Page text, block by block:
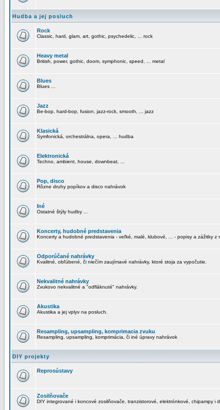
Hudba a jej posluch
Rock
Classic, hard, glam, art, gothic, psychedelic, ... rock
Heavy metal
British, power, gothic, doom, symphonic, speed, ... metal
Blues
Blues ...
Jazz
Be-bop, hard-bop, fusion, jazz-rock, smooth, ... jazz
Klasická
Symfonická, orchestrálna, opera, ... hudba
Elektronická
Techno, ambient, house, downbeat, ...
Pop, disco
Rôzne druhy popíkov a disco nahrávok
Iné
Ostatné štýly hudby ...
Koncerty, hudobné predstavenia
Koncerty a hudobné predstavenia - veľké, malé, klubové, ... - popisy a zážitky z
Odporúčané nahrávky
Kvalitné, obľúbené, či niečím zaujímavé nahrávky, ktoré stoja za vypočutie.
Nekvalitné nahrávky
Zvukovo nekvalitné a "odfláknuté" nahrávky.
Akustika
Akustika a jej vplyv na posluch.
Resampling, upsampling, komprimacia zvuku
Resampling, upsampling, komprimácia, či iné úpravy nahrávok
DIY projekty
Reprosústavy
Zosilňovače
DIY integrované i koncové zosilňovače, tranzistorové, elektrónkové, chipampy i